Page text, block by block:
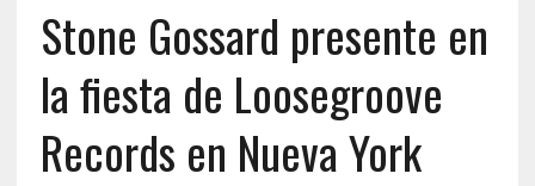
Stone Gossard presente en
la fiesta de Loosegroove
Records en Nueva York